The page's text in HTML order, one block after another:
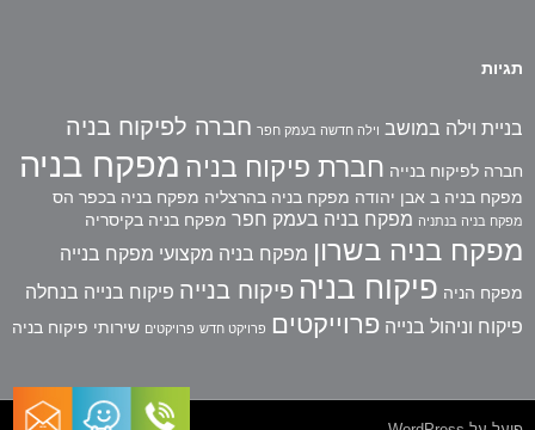
תגיות
בניית וילה במושב וילה חדשה בעמק חפר חברה לפיקוח בניה
חברה לפיקוח בנייה חברת פיקוח בניה מפקח בניה
מפקח בניה ב אבן יהודה מפקח בניה בהרצליה מפקח בניה בכפר הס
מפקח בניה בנתניה מפקח בניה בעמק חפר מפקח בניה בקיסריה
מפקח בניה בשרון מפקח בניה מקצועי מפקח בנייה
מפקח הניה פיקוח בניה פיקוח בנייה פיקוח בנייה בנחלה
פיקוח וניהול בנייה פרוייקטים פרויקט חדש פרויקטים שירותי פיקוח בניה